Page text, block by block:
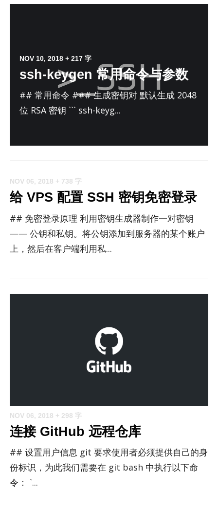
NOV 10, 2018 + 217 字
ssh-keygen 常用命令与参数
## 常用命令 ### 生成密钥对 默认生成 2048
位 RSA 密钥 ``` ssh-keyg...
NOV 06, 2018 + 738 字
给 VPS 配置 SSH 密钥免密登录
## 免密登录原理 利用密钥生成器制作一对密钥
—— 公钥和私钥。将公钥添加到服务器的某个账户
上，然后在客户端利用私...
NOV 06, 2018 + 298 字
连接 GitHub 远程仓库
## 设置用户信息 git 要求使用者必须提供自己的身
份标识，为此我们需要在 git bash 中执行以下命
令： `...